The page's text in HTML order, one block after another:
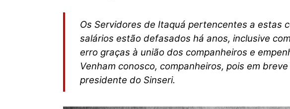
Os Servidores de Itaquá pertencentes a estas
salários estão defasados há anos, inclusive
erro graças à união dos companheiros e
Venham conosco, companheiros, pois em
presidente do Sinseri.